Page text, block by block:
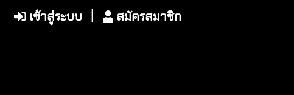
เข้าสู่ระบบ สมัครสมาชิก